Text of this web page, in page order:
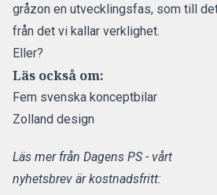
gråzon en utvecklingsfas, som till
från det vi kallar verklighet.
Eller?
Läs också om:
Fem svenska konceptbilar
Zolland design
Läs mer från Dagens PS - vårt
nyhetsbrev är kostnadsfritt: